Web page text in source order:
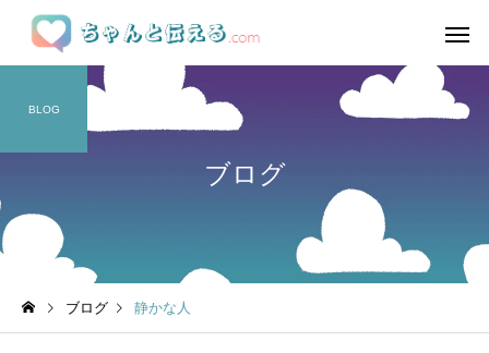
ブログ
BLOG
ブログ 静かな人